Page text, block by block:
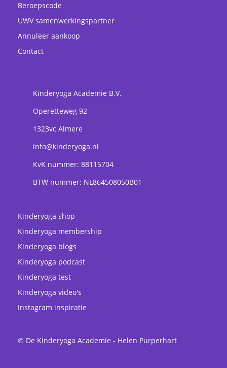
Beroepscode
UWV samenwerkingspartner
Annuleer aankoop
Contact
Kinderyoga Academie B.V.
Operetteweg 92
1323vc Almere
info@kinderyoga.nl
KvK nummer: 88115704
BTW nummer: NL864508050B01
Kinderyoga shop
Kinderyoga membership
Kinderyoga blogs
Kinderyoga podcast
Kinderyoga test
Kinderyoga video's
Instagram inspiratie
© De Kinderyoga Academie - Helen Purperhart